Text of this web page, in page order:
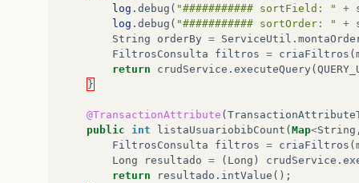
log . debug ( "########### sortField: " +
log . debug ( "########### sortOrder: " +
String
orderBy = ServiceUtil .
FiltrosConsulta
filtros = criaFiltros (
return
crudService . executeQuery(
}
@TransactionAttribute (
public
int listaUsuariobibCount (Map<String
FiltrosConsulta
filtros = criaFiltros (
Long
resultado = ( Long ) crudService .
return
resultado . intValue ();